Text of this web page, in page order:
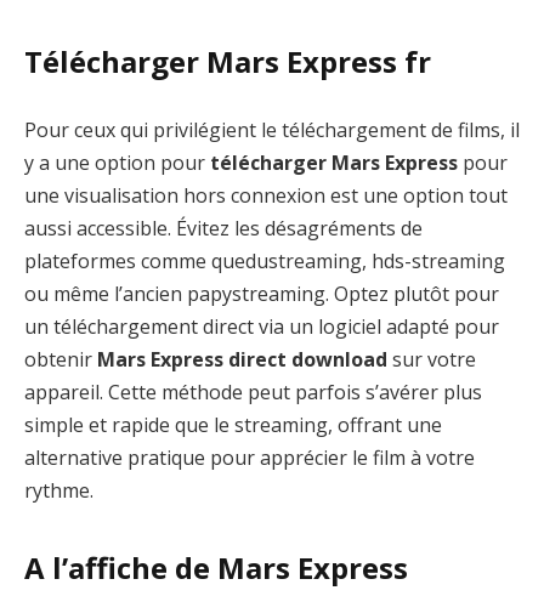
Télécharger Mars Express fr
Pour ceux qui privilégient le téléchargement de films, il
y a une option pour télécharger Mars Express pour
une visualisation hors connexion est une option tout
aussi accessible. Évitez les désagréments de
plateformes comme quedustreaming, hds-streaming
ou même l’ancien papystreaming. Optez plutôt pour
un téléchargement direct via un logiciel adapté pour
obtenir Mars Express direct download sur votre
appareil. Cette méthode peut parfois s’avérer plus
simple et rapide que le streaming, offrant une
alternative pratique pour apprécier le film à votre
rythme.
A l’affiche de Mars Express